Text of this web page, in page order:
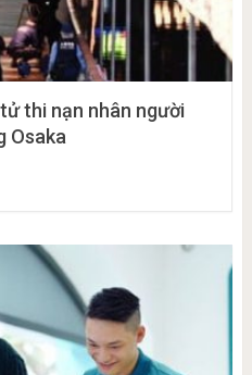
thi nạn nhân người
Osaka